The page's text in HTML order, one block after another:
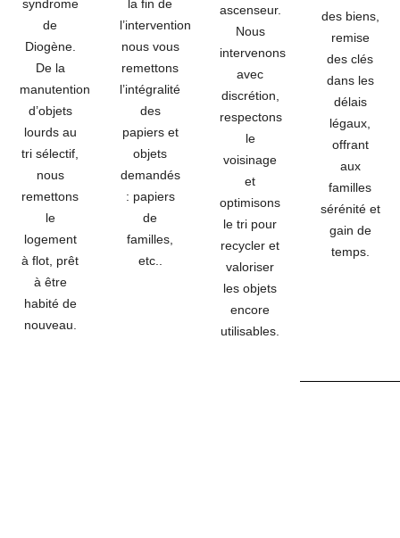
syndrome
de
Diogène.
De la
manutention
d’objets
lourds au
tri sélectif,
nous
remettons
le
logement
à flot, prêt
à être
habité de
nouveau.
la fin de
l’intervention
nous vous
remettons
l’intégralité
des
papiers et
objets
demandés
: papiers
de
familles,
etc..
ascenseur.
Nous
intervenons
avec
discrétion,
respectons
le
voisinage
et
optimisons
le tri pour
recycler et
valoriser
les objets
encore
utilisables.
des biens,
remise
des clés
dans les
délais
légaux,
offrant
aux
familles
sérénité et
gain de
temps.